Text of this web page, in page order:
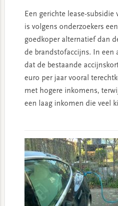
Een gerichte lease-subsidie
is volgens onderzoekers
goedkoper alternatief dan
de brandstofaccijns. In een
dat de bestaande
euro per jaar vooral
met hogere inkomens,
een laag inkomen die veel